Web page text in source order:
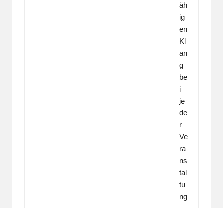
äh
ig
en
Kl
an
g
be
i
je
de
r
Ve
ra
ns
tal
tu
ng